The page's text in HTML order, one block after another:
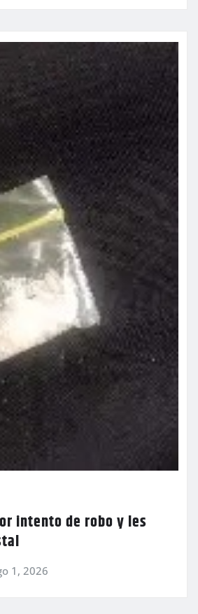
intento de robo y les
1, 2026